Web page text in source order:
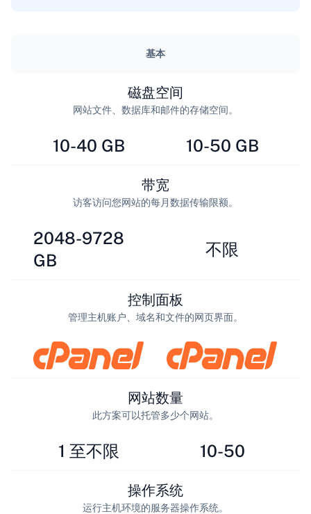
基本
10-40 GB
磁盘空间
网站文件、数据库和邮件的存储空间。
10-50 GB
2048-9728
GB
带宽
访客访问您网站的每月数据传输限额。
不限
控制面板
管理主机账户、域名和文件的网页界面。
1 至不限
网站数量
此方案可以托管多少个网站。
10-50
操作系统
运行主机环境的服务器操作系统。